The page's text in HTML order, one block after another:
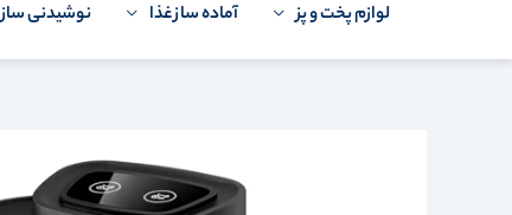
لوازم پخت و پز آماده ساز غذا نوشیدنی ساز